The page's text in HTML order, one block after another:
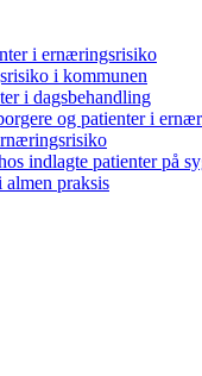
i ernæringsrisiko
i kommunen
i dagsbehandling
og patienter i
indlagte patienter på
praksis